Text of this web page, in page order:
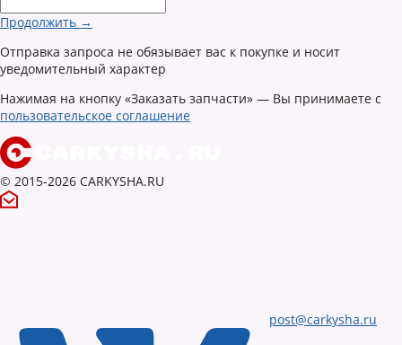
Продолжить →
Отправка запроса не обязывает вас к покупке и носит
уведомительный характер
Нажимая на кнопку «Заказать запчасти» — Вы принимаете с
пользовательское соглашение
© 2015-2026 CARKYSHA.RU
post@carkysha.ru